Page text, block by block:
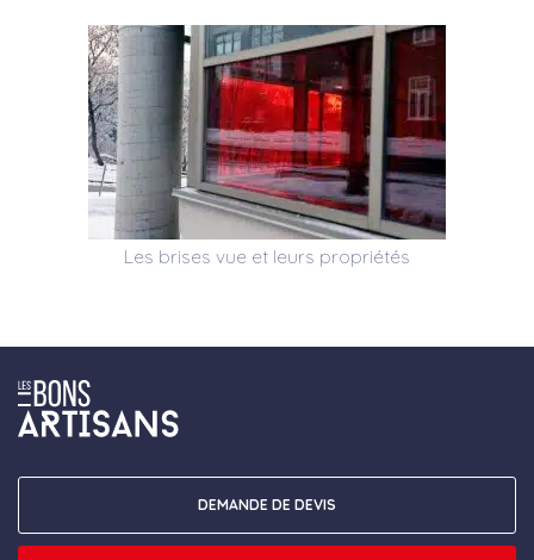
Les brises vue et leurs propriétés
DEMANDE DE DEVIS